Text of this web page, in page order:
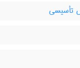
تأسیسی